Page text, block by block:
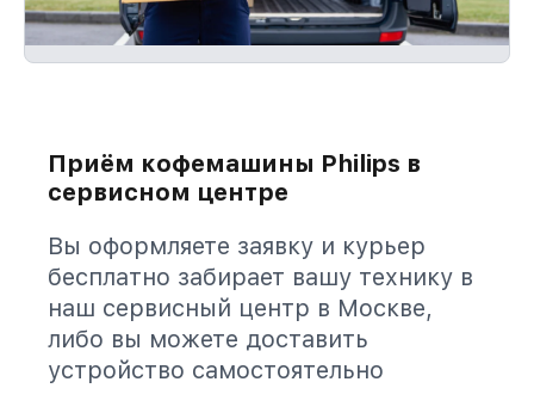
Приём кофемашины Philips в
сервисном центре
Вы оформляете заявку и курьер
бесплатно забирает вашу технику в
наш сервисный центр в Москве,
либо вы можете доставить
устройство самостоятельно